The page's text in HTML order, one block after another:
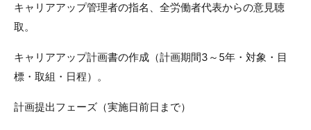
キャリアアップ管理者の指名、全労働者代表からの意見聴
取。
キャリアアップ計画書の作成（計画期間3～5年・対象・目
標・取組・日程）。
計画提出フェーズ（実施日前日まで）